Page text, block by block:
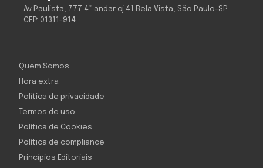
Av Paulista, 777 4º andar cj 41 Bela Vista, São Paulo-SP
CEP: 01311-914
Quem Somos
Hora extra
Política de privacidade
Termos de uso
Política de Cookies
Política de compliance
Princípios Editoriais